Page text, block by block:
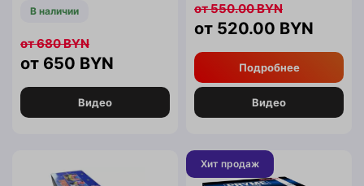
В наличии
650 BYN
680BYN
Видео
520.00 BYN
550.00BYN
Подробнее
Видео
Хит продаж